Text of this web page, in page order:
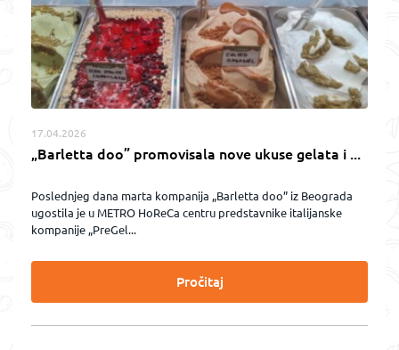
17.04.2026
„Barletta doo” promovisala nove ukuse gelata i ...
Poslednjeg dana marta kompanija „Barletta doo” iz Beograda
ugostila je u METRO HoReCa centru predstavnike italijanske
kompanije „PreGel...
Pročitaj